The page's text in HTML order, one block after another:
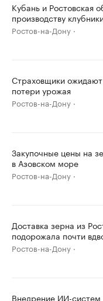
Кубань и Ростовская
производству
Ростов-на-Дону
Страховщики
потери урожая
Ростов-на-Дону
Закупочные цены на
в Азовском море
Ростов-на-Дону
Доставка зерна из
подорожала почти
Ростов-на-Дону
Внедрение ИИ-систем